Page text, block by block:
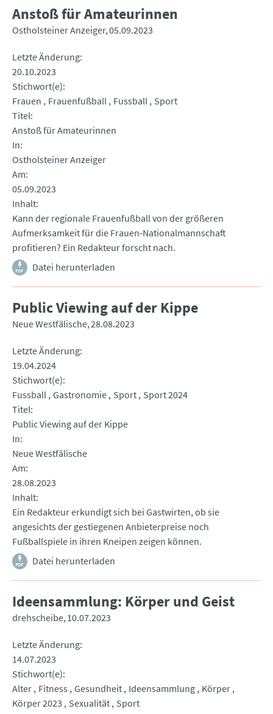
Anstoß für Amateurinnen
Ostholsteiner Anzeiger 05.09.2023
Letzte Änderung
20.10.2023
Stichwort(e)
Frauen
Frauenfußball Fussball Sport
Titel
Anstoß für Amateurinnen
In
Ostholsteiner Anzeiger
Am
05.09.2023
Inhalt
Kann der regionale Frauenfußball von der größeren
Aufmerksamkeit für die Frauen-Nationalmannschaft
profitieren? Ein Redakteur forscht nach.
Datei herunterladen
Public Viewing auf der Kippe
Neue Westfälische 28.08.2023
Letzte Änderung
19.04.2024
Stichwort(e)
Fussball Gastronomie Sport Sport 2024
Titel
Public Viewing auf der Kippe
In
Neue Westfälische
Am
28.08.2023
Inhalt
Ein Redakteur erkundigt sich bei Gastwirten, ob sie
angesichts der gestiegenen Anbieterpreise noch
Fußballspiele in ihren Kneipen zeigen können.
Datei herunterladen
Ideensammlung: Körper und Geist
drehscheibe 10.07.2023
Letzte Änderung
14.07.2023
Stichwort(e)
Alter Fitness Gesundheit Ideensammlung Körper
Körper 2023
Sexualität Sport